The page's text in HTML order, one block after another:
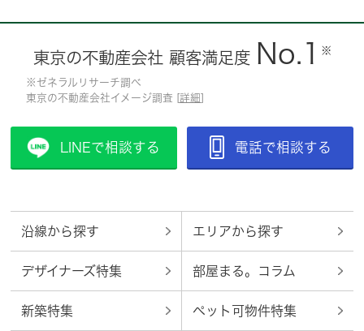
東京の不動産会社 顧客満足度 No.1 ※
※ゼネラルリサーチ調べ
東京の不動産会社イメージ調査 [ 詳細
LINEで相談する 電話で相談する
沿線から探す エリアから探す
デザイナーズ特集 部屋まる。コラム
新築特集 ペット可物件特集